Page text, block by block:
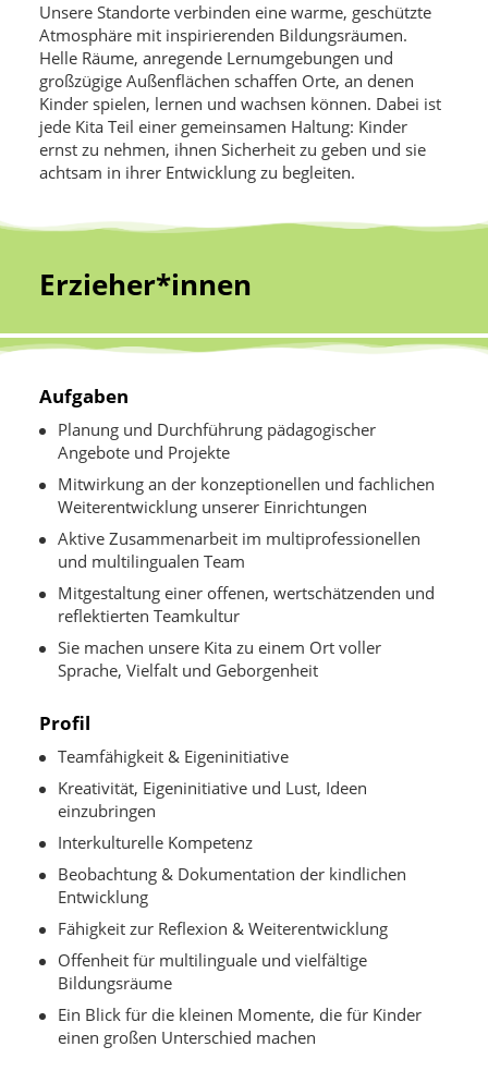
Unsere Standorte verbinden eine warme, geschützte
Atmosphäre mit inspirierenden Bildungsräumen.
Helle Räume, anregende Lernumgebungen und
großzügige Außenflächen schaffen Orte, an denen
Kinder spielen, lernen und wachsen können. Dabei ist
jede Kita Teil einer gemeinsamen Haltung: Kinder
ernst zu nehmen, ihnen Sicherheit zu geben und sie
achtsam in ihrer Entwicklung zu begleiten.
Erzieher*innen
Aufgaben
Planung und Durchführung pädagogischer
Angebote und Projekte
Mitwirkung an der konzeptionellen und fachlichen
Weiterentwicklung unserer Einrichtungen
Aktive Zusammenarbeit im multiprofessionellen
und multilingualen Team
Mitgestaltung einer offenen, wertschätzenden und
reflektierten Teamkultur
Sie machen unsere Kita zu einem Ort voller
Sprache, Vielfalt und Geborgenheit
Profil
Teamfähigkeit & Eigeninitiative
Kreativität, Eigeninitiative und Lust, Ideen
einzubringen
Interkulturelle Kompetenz
Beobachtung & Dokumentation der kindlichen
Entwicklung
Fähigkeit zur Reflexion & Weiterentwicklung
Offenheit für multilinguale und vielfältige
Bildungsräume
Ein Blick für die kleinen Momente, die für Kinder
einen großen Unterschied machen